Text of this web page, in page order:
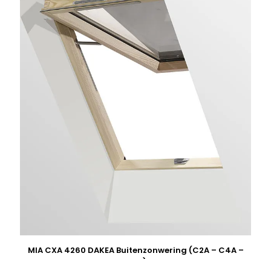
MIA CXA 4260 DAKEA Buitenzonwering (C2A – C4A –